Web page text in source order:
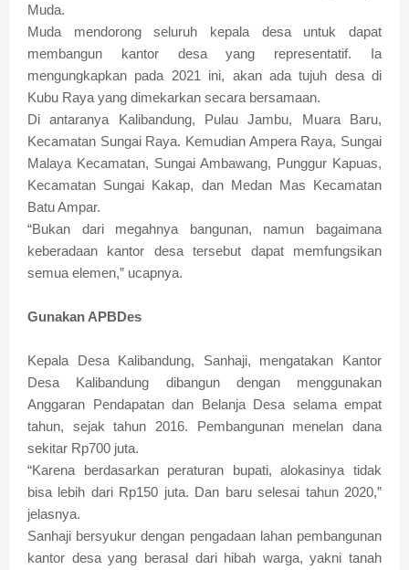
Muda.
Muda mendorong seluruh kepala desa untuk dapat
membangun kantor desa yang representatif. Ia
mengungkapkan pada 2021 ini, akan ada tujuh desa di
Kubu Raya yang dimekarkan secara bersamaan.
Di antaranya Kalibandung, Pulau Jambu, Muara Baru,
Kecamatan Sungai Raya. Kemudian Ampera Raya, Sungai
Malaya Kecamatan, Sungai Ambawang, Punggur Kapuas,
Kecamatan Sungai Kakap, dan Medan Mas Kecamatan
Batu Ampar.
“Bukan dari megahnya bangunan, namun bagaimana
keberadaan kantor desa tersebut dapat memfungsikan
semua elemen,” ucapnya.
Gunakan APBDes
Kepala Desa Kalibandung, Sanhaji, mengatakan Kantor
Desa Kalibandung dibangun dengan menggunakan
Anggaran Pendapatan dan Belanja Desa selama empat
tahun, sejak tahun 2016. Pembangunan menelan dana
sekitar Rp700 juta.
“Karena berdasarkan peraturan bupati, alokasinya tidak
bisa lebih dari Rp150 juta. Dan baru selesai tahun 2020,”
jelasnya.
Sanhaji bersyukur dengan pengadaan lahan pembangunan
kantor desa yang berasal dari hibah warga, yakni tanah